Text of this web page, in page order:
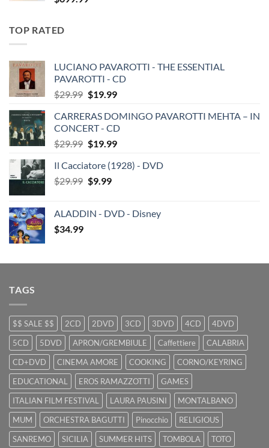
TOP RATED
LUCIANO PAVAROTTI - THE ESSENTIAL
PAVAROTTI - CD
$29.99 Original
was:
$29.99.
$19.99Current
is:
$19.99.
CARRERAS DOMINGO PAVAROTTI MEHTA – IN
CONCERT - CD
$29.99 Original
was:
$29.99.
$19.99Current
is:
Il Cacciatore (1928) - DVD
$29.99 Original
$29.99.
$9.99Current
$9.99.
ALADDIN - DVD - Disney
$34.99
TAGS
$$ SALE $$ 2CD 2DVD 3CD 3DVD 4CD
4DVD
5CD
5DVD APRON/GREMBIULE Caffettiere
CALABRIA
CD+DVD
CINEMA AMORE COOKING
CORNO/KEYRING
EDUCATIONAL
EROS RAMAZZOTTI
GAMES
ITALIAN FILM FESTIVAL
LAURA PAUSINI
MONTALBANO
MUM
ORCHESTRA BAGUTTI Pinocchio
RELIGIOUS
SANREMO
SICILIA SUMMER HITS TOMBOLA TOTO